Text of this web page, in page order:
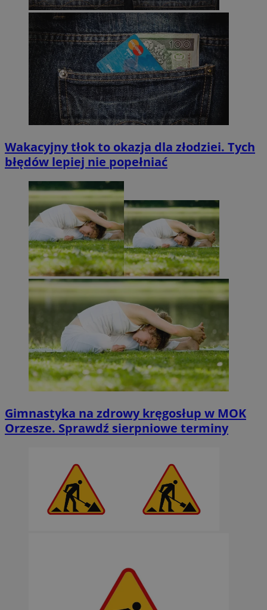
Wakacyjny tłok to okazja dla złodziei. Tych
błędów lepiej nie popełniać
Gimnastyka na zdrowy kręgosłup w MOK
Orzesze. Sprawdź sierpniowe terminy